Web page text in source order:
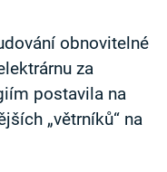
obnovitelné
za
postavila na
„větrníků“ na